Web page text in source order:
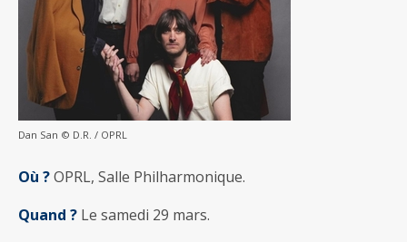
Dan San © D.R. / OPRL
Où ?OPRL, Salle Philharmonique.
Quand ? Le samedi 29 mars.